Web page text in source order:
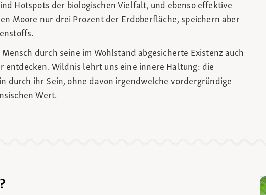
Hotspots der biologischen Vielfalt, und ebenso effektive
Moore nur drei Prozent der Erdoberfläche, speichern aber
durch seine im Wohlstand abgesicherte Existenz auch
Wildnis lehrt uns eine innere Haltung: die
durch ihr Sein, ohne davon irgendwelche vordergründige
Wert.